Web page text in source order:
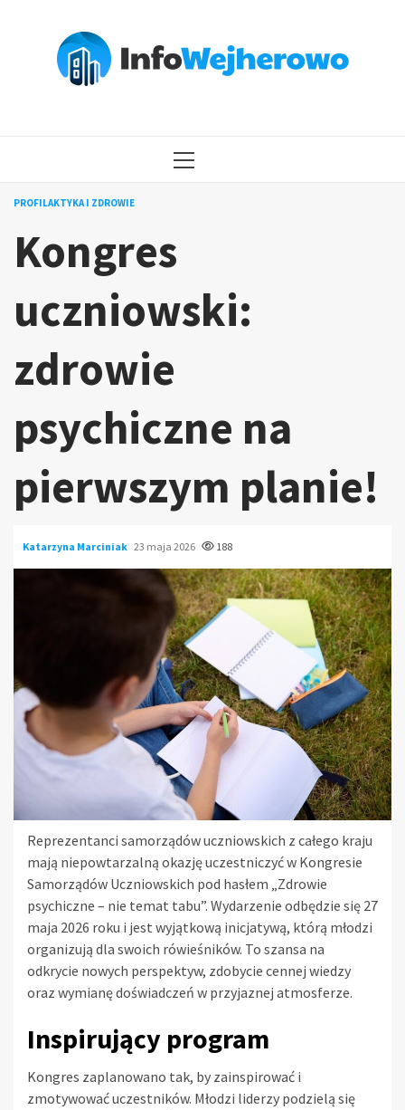
MENU
PROFILAKTYKA I ZDROWIE
Kongres
uczniowski:
zdrowie
psychiczne na
pierwszym planie!
Katarzyna Marciniak 23 maja 2026 188
Reprezentanci samorządów uczniowskich z całego kraju
mają niepowtarzalną okazję uczestniczyć w Kongresie
Samorządów Uczniowskich pod hasłem „Zdrowie
psychiczne – nie temat tabu”. Wydarzenie odbędzie się 27
maja 2026 roku i jest wyjątkową inicjatywą, którą młodzi
organizują dla swoich rówieśników. To szansa na
odkrycie nowych perspektyw, zdobycie cennej wiedzy
oraz wymianę doświadczeń w przyjaznej atmosferze.
Inspirujący program
Kongres zaplanowano tak, by zainspirować i
zmotywować uczestników. Młodzi liderzy podzielą się